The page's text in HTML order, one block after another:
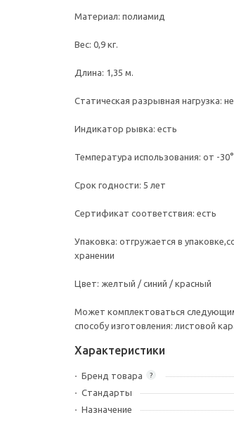
Вес:
Длина:
Статическая
Температура
Срок
Сертификат
Упаковка: отгружается в
Цвет: желтый /
Может комплектоваться
способу изготовления: листовой
Характеристики
?
Бренд товара
Стандарты
Назначение